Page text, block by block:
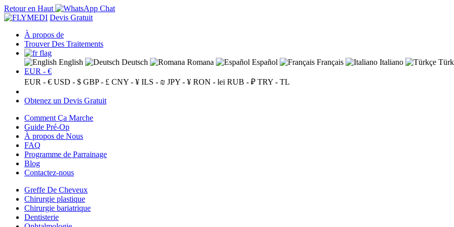
Retour en Haut
Devis Gratuit
À propos de
Trouver Des Traitements
English Deutsch Romana Español Français Italiano
EUR - €
EUR - € USD - $ GBP - £ CNY - ¥ ILS - ₪ JPY - ¥ RON - lei RUB - ₽ TRY - TL
Obtenez un Devis Gratuit
Comment Ça Marche
Guide Pré-Op
À propos de Nous
FAQ
Programme de Parrainage
Blog
Contactez-nous
Greffe De Cheveux
Chirurgie plastique
Chirurgie bariatrique
Dentisterie